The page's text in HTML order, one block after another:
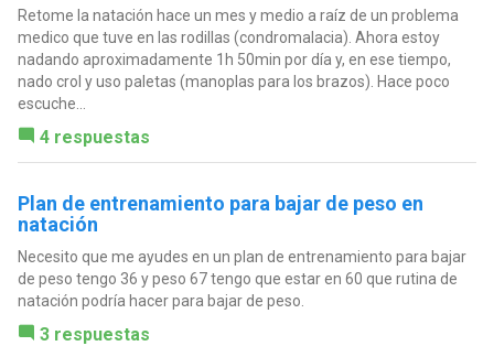
Retome la natación hace un mes y medio a raíz de un problema
medico que tuve en las rodillas (condromalacia). Ahora estoy
nadando aproximadamente 1h 50min por día y, en ese tiempo,
nado crol y uso paletas (manoplas para los brazos). Hace poco
escuche...
4 respuestas
Plan de entrenamiento para bajar de peso en
natación
Necesito que me ayudes en un plan de entrenamiento para bajar
de peso tengo 36 y peso 67 tengo que estar en 60 que rutina de
natación podría hacer para bajar de peso.
3 respuestas